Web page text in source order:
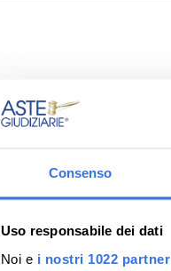
Consenso
Uso responsabile dei dati
Noi e i nostri 1022 partner